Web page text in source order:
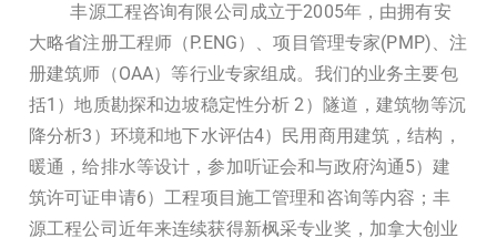
丰源工程咨询有限公司成立于2005年，由拥有安
大略省注册工程师（P.ENG）、项目管理专家(PMP)、注
册建筑师（OAA）等行业专家组成。我们的业务主要包
括1）地质勘探和边坡稳定性分析 2）隧道，建筑物等沉
降分析3）环境和地下水评估4）民用商用建筑，结构，
暖通，给排水等设计，参加听证会和与政府沟通5）建
筑许可证申请6）工程项目施工管理和咨询等内容；丰
源工程公司近年来连续获得新枫采专业奖，加拿大创业